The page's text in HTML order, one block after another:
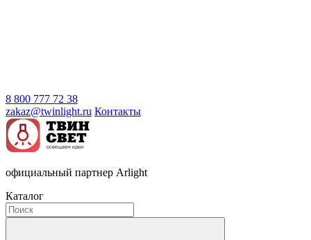
8 800 777 72 38
zakaz@twinlight.ru Контакты
официальный партнер Arlight
Каталог